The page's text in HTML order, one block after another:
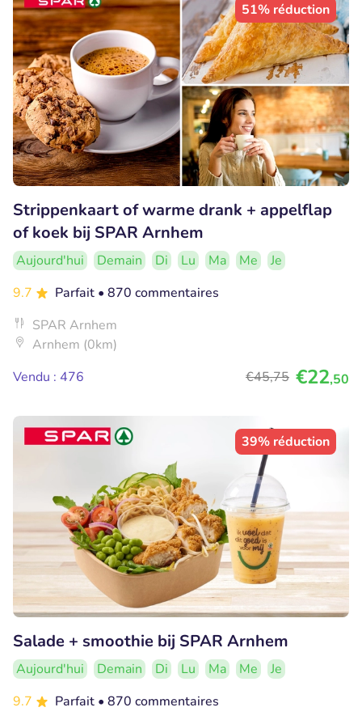
51% réduction
Strippenkaart of warme drank + appelflap
of koek bij SPAR Arnhem
Aujourd'hui Demain Di Lu Ma Me
Je
9.7
Parfait • 870 commentaires
SPAR Arnhem
Arnhem (0km)
Vendu : 476
€45,75 €22,50
39% réduction
Salade + smoothie bij SPAR Arnhem
Aujourd'hui Demain Di Lu Ma Me
Je
9.7
Parfait • 870 commentaires